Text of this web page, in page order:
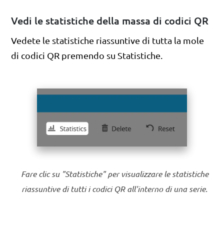
Vedi le statistiche della massa di codici QR
Vedete le statistiche riassuntive di tutta la mole
di codici QR premendo su Statistiche.
Fare clic su "Statistiche" per visualizzare le statistiche
riassuntive di tutti i codici QR all'interno di una serie.